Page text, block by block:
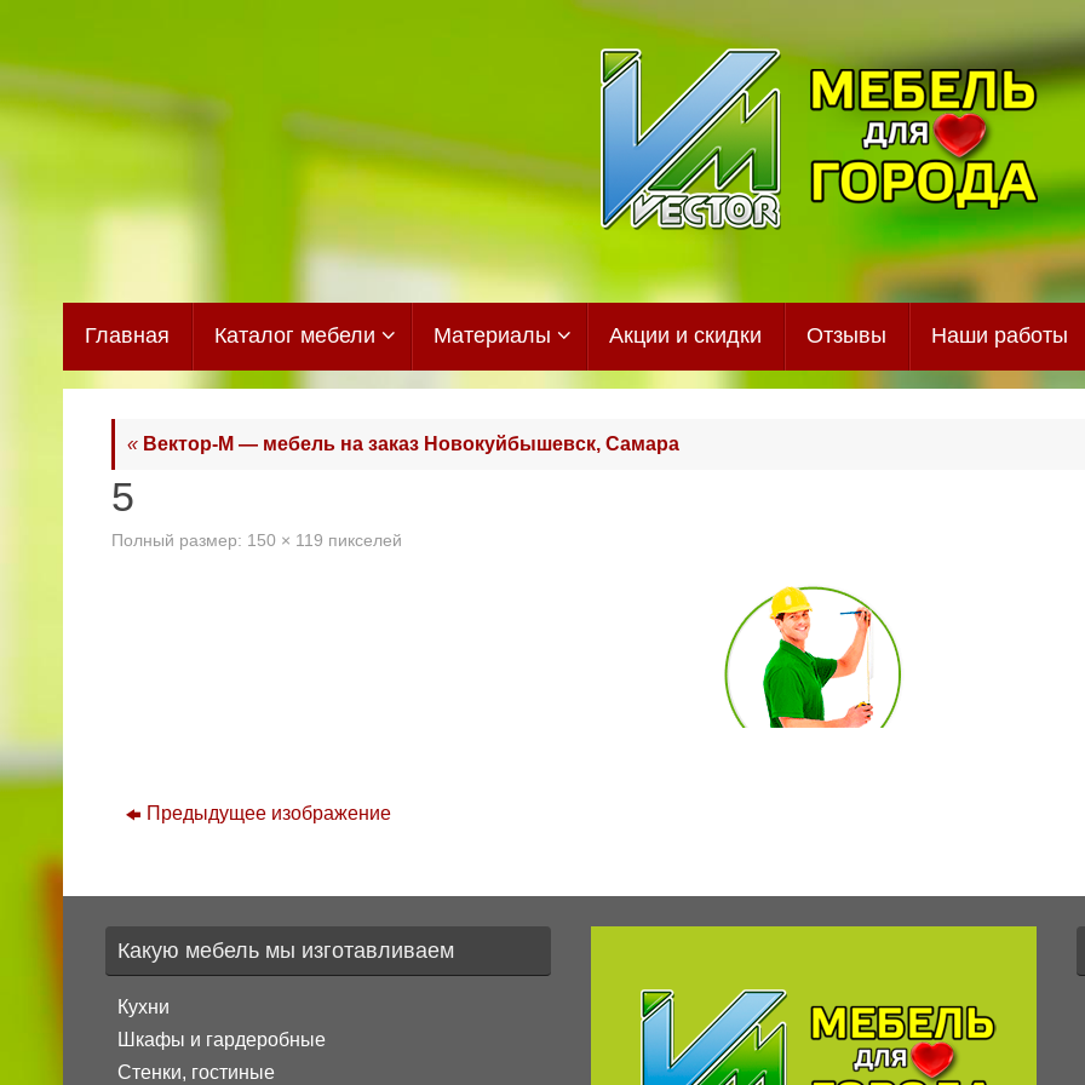
содержимому
Главная Каталог мебели Материалы Акции и скидки Отзывы Наши работы
« Вектор-М — мебель на заказ Новокуйбышевск, Самара
5
Полный размер: 150 × 119 пикселей
Предыдущее изображение
Какую мебель мы изготавливаем
Кухни
Шкафы и гардеробные
Стенки, гостиные